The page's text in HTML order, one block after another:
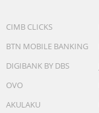
Display Size
Water Rating
Swim, 5 ATM
CIMB CLICKS
BTN MOBILE BANKING
DIGIBANK BY DBS
OVO
AKULAKU